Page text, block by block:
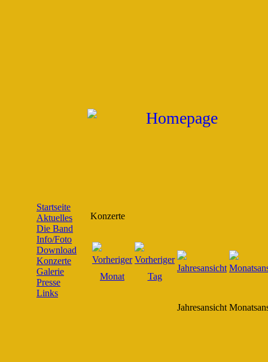
Startseite
Aktuelles
Die Band
Info/Foto
Download
Konzerte
Galerie
Presse
Links
Konzerte
Jahresansicht